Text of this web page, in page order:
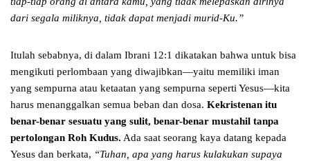
dari segala miliknya, tidak dapat menjadi murid-Ku.”
Itulah sebabnya, di dalam Ibrani 12:1 dikatakan bahwa untuk bisa
mengikuti perlombaan yang diwajibkan—yaitu memiliki iman
yang sempurna atau ketaatan yang sempurna seperti Yesus—kita
harus menanggalkan semua beban dan dosa. Kekristenan itu
benar-benar sesuatu yang sulit, benar-benar mustahil tanpa
pertolongan Roh Kudus. Ada saat seorang kaya datang kepada
Yesus dan berkata, “Tuhan, apa yang harus kulakukan supaya